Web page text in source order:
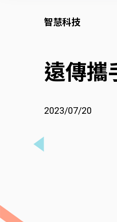
智慧科技
遠傳攜
2023/07/20